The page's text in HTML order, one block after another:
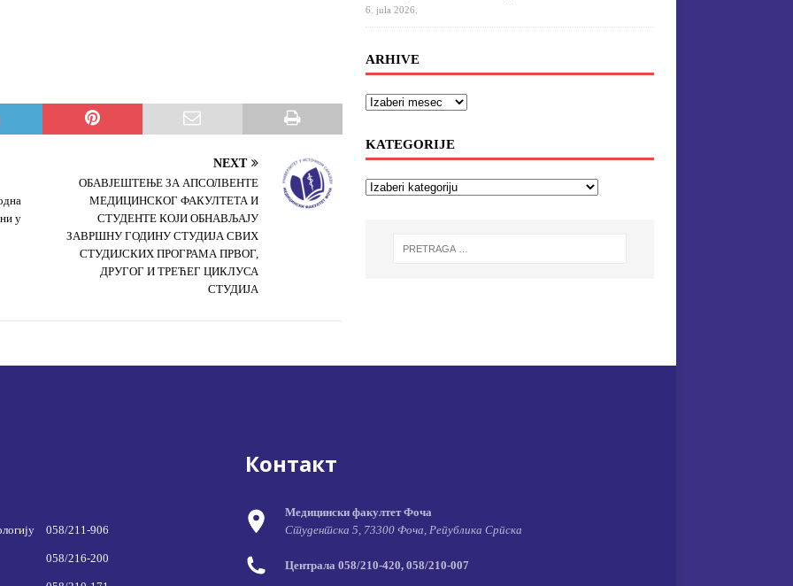
у
NEXT
OБАВЈЕШТЕЊЕ ЗА АПСОЛВЕНТЕ
МЕДИЦИНСКОГ ФАКУЛТЕТА И
СТУДЕНТЕ КОЈИ ОБНАВЉАЈУ
ЗАВРШНУ ГОДИНУ СТУДИЈА СВИХ
СТУДИЈСКИХ ПРОГРАМА ПРВОГ,
ДРУГОГ И ТРЕЋЕГ ЦИКЛУСА
СТУДИЈА
6. jula 2026.
ARHIVE
KATEGORIJE
058/211-906
058/216-200
Контакт
Медицински факултет Фоча
Студентска 5, 73300 Фоча, Република Српска
Централа 058/210-420, 058/210-007